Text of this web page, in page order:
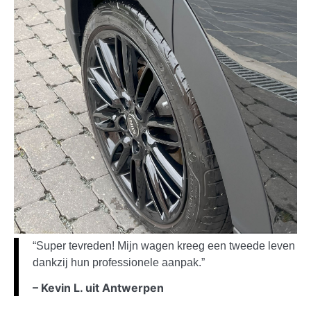
“Super tevreden! Mijn wagen kreeg een tweede leven
dankzij hun professionele aanpak.”
– Kevin L. uit Antwerpen